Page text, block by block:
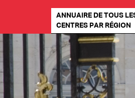
Les pages PRO
ANNUAIRE DE TOUS
CENTRES PAR RÉGION